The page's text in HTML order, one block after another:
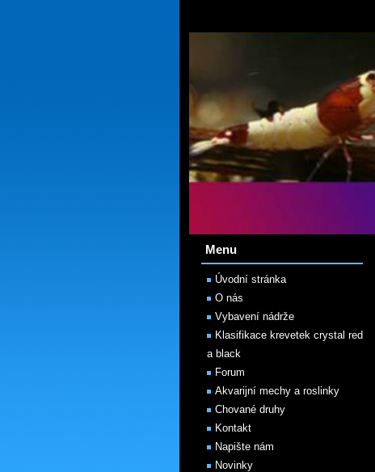
Menu
Úvodní stránka
O nás
Vybavení nádrže
Klasifikace krevetek crystal red
a black
Forum
Akvarijní mechy a roslinky
Chované druhy
Kontakt
Napište nám
Novinky